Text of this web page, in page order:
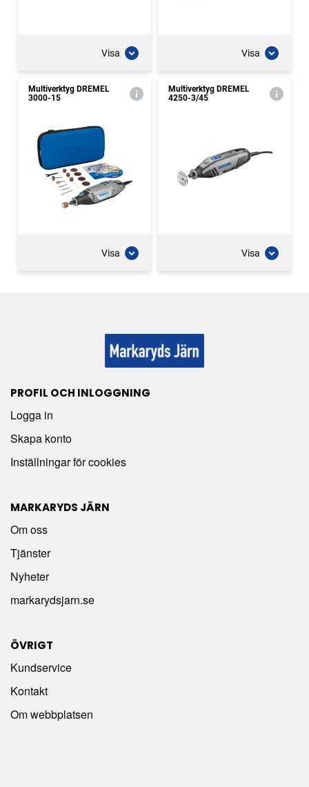
Visa Visa
Multiverktyg DREMEL
3000-15
Visa
Multiverktyg DREMEL
4250-3/45
Visa
PROFIL OCH INLOGGNING
Logga in
Skapa konto
Inställningar för cookies
MARKARYDS JÄRN
Om oss
Tjänster
Nyheter
markarydsjarn.se
ÖVRIGT
Kundservice
Kontakt
Om webbplatsen